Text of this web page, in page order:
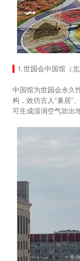
⒈世园会中国馆（北
中国馆为世园会永久
构，效仿古人“巢居”
可生成湿润空气吹出